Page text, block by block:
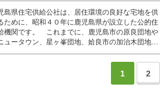
島県住宅供給公社は、居住環境の良好な宅地を供
ために、昭和４０年に鹿児島県が設立した公的住
機関です。 これまでに、鹿児島市の原良団地や
ュータウン、星ヶ峯団地、姶良市の加治木団地…
1 2